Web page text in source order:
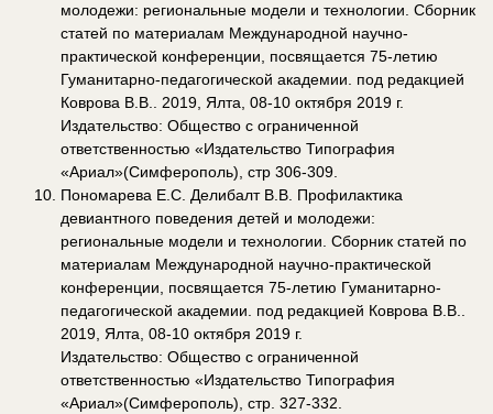
молодежи: региональные модели и технологии. Сборник
статей по материалам Международной научно-
практической конференции, посвящается 75-летию
Гуманитарно-педагогической академии. под редакцией
Коврова В.В.. 2019, Ялта, 08-10 октября 2019 г.
Издательство: Общество с ограниченной
ответственностью «Издательство Типография
«Ариал»(Симферополь), стр 306-309.
Пономарева Е.С. Делибалт В.В. Профилактика
девиантного поведения детей и молодежи:
региональные модели и технологии. Сборник статей по
материалам Международной научно-практической
конференции, посвящается 75-летию Гуманитарно-
педагогической академии. под редакцией Коврова В.В..
2019, Ялта, 08-10 октября 2019 г.
Издательство: Общество с ограниченной
ответственностью «Издательство Типография
«Ариал»(Симферополь), стр. 327-332.